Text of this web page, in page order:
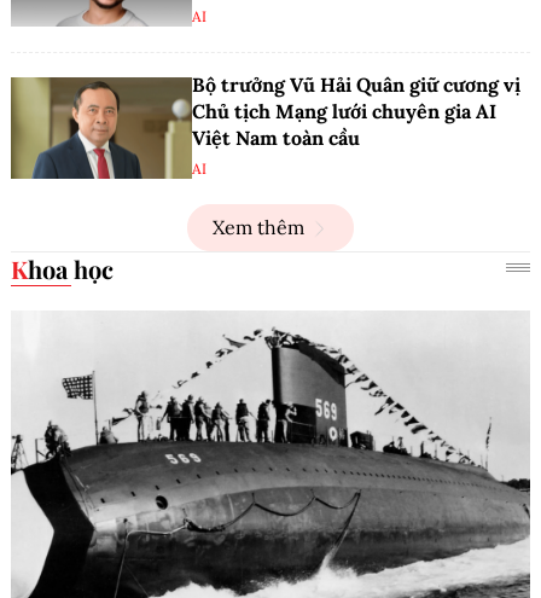
AI
Bộ trưởng Vũ Hải Quân giữ cương vị
Chủ tịch Mạng lưới chuyên gia AI
Việt Nam toàn cầu
AI
Xem thêm
Khoa học